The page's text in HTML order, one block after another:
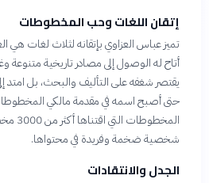
إتقان اللغات وحب المخطوطات
تميز عباس العزاوي بإتقانه لثلاث لغات هي
أتاح له الوصول إلى مصادر تاريخية متنوعة
يقتصر شغفه على التأليف والبحث، بل امتد
حتى أصبح اسمه في مقدمة مالكي
شخصية ضخمة وفريدة في محتواها.
الجدل والانتقادات